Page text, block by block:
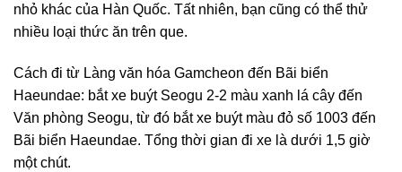
nhỏ khác của Hàn Quốc. Tất nhiên, bạn cũng có thể thử
nhiều loại thức ăn trên que.
Cách đi từ Làng văn hóa Gamcheon đến Bãi biển
Haeundae: bắt xe buýt Seogu 2-2 màu xanh lá cây đến
Văn phòng Seogu, từ đó bắt xe buýt màu đỏ số 1003 đến
Bãi biển Haeundae. Tổng thời gian đi xe là dưới 1,5 giờ
một chút.